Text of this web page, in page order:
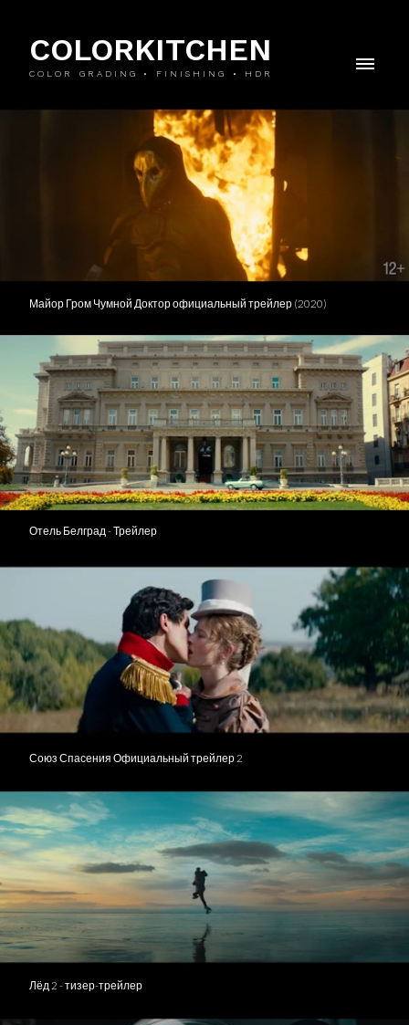
COLORKITCHEN
COLOR GRADING • FINISHING • HDR
Майор Гром Чумной Доктор официальный трейлер (2020)
Отель Белград - Трейлер
Союз Спасения Официальный трейлер 2
Лёд 2 - тизер-трейлер